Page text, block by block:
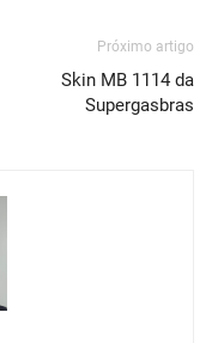
Próximo artigo
Skin MB 1114 da
Supergasbras